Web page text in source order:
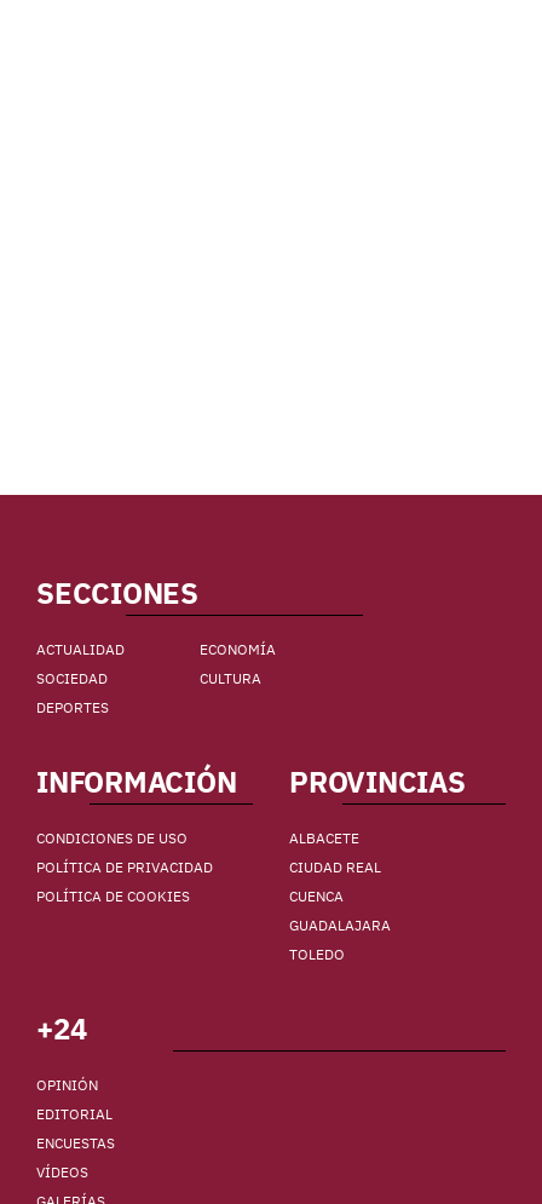
SECCIONES
ACTUALIDAD
ECONOMÍA
SOCIEDAD
CULTURA
DEPORTES
INFORMACIÓN
CONDICIONES DE USO
POLÍTICA DE PRIVACIDAD
POLÍTICA DE COOKIES
PROVINCIAS
ALBACETE
CIUDAD REAL
CUENCA
GUADALAJARA
TOLEDO
+24
OPINIÓN
EDITORIAL
ENCUESTAS
VÍDEOS